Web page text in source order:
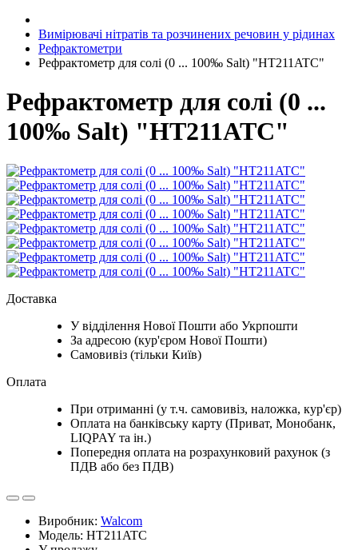
Вимірювачі нітратів та розчинених речовин у рідинах
Рефрактометри
Рефрактометр для солі (0 ... 100‰ Salt) "HT211ATC"
Рефрактометр для солі (0 ...
100‰ Salt) "HT211ATC"
Доставка
У відділення Нової Пошти або Укрпошти
За адресою (кур'єром Нової Пошти)
Самовивіз (тільки Київ)
Оплата
При отриманні (у т.ч. самовивіз, наложка, кур'єр)
Оплата на банківську карту (Приват, Монобанк,
LIQPAY та ін.)
Попередня оплата на розрахунковий рахунок (з
ПДВ або без ПДВ)
Виробник: Walcom
Модель: HT211ATC